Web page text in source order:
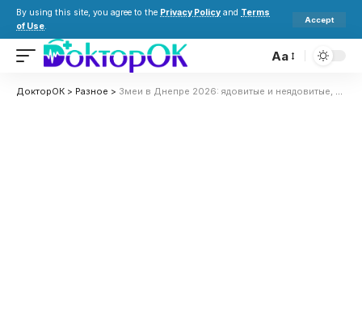
By using this site, you agree to the Privacy Policy and Terms
of Use.
Accept
Aa
ДокторОК > Разное > Змеи в Днепре 2026: ядовитые и неядовитые, где водятся и как избежать укуса